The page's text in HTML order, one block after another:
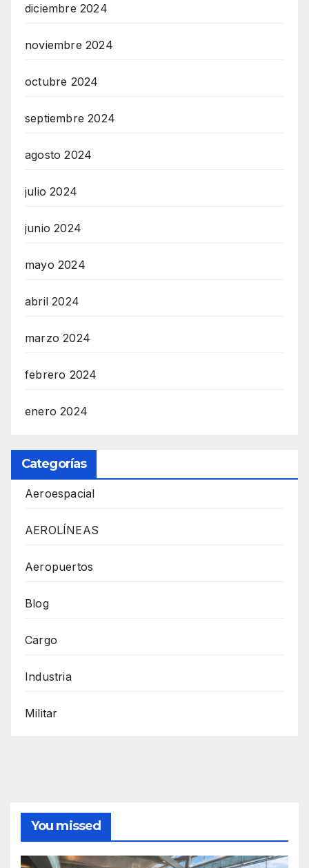
diciembre 2024
noviembre 2024
octubre 2024
septiembre 2024
agosto 2024
julio 2024
junio 2024
mayo 2024
abril 2024
marzo 2024
febrero 2024
enero 2024
Categorías
Aeroespacial
AEROLÍNEAS
Aeropuertos
Blog
Cargo
Industria
Militar
You missed